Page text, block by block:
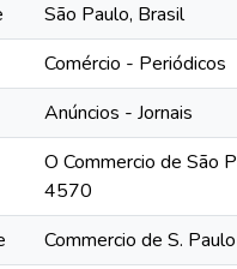
São Paulo, Brasil
Comércio - Periódicos
Anúncios - Jornais
O Commercio de São
4570
Commercio de S. Paulo